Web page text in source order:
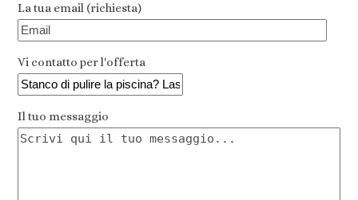
La tua email (richiesta)
Vi contatto per l'offerta
Il tuo messaggio